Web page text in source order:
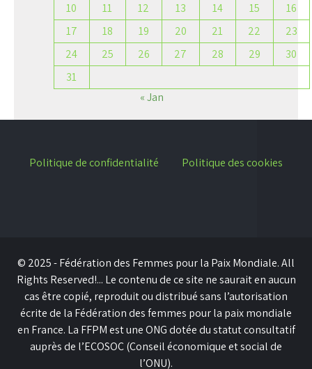
10
11 12 13 14 15
16
17
18 19 20 21 22
23
24
25 26 27 28 29
30
31
« Jan
Politique de confidentialité Politique des cookies
© 2025 - Fédération des Femmes pour la Paix Mondiale. All
Rights Reserved!... Le contenu de ce site ne saurait en aucun
cas être copié, reproduit ou distribué sans l’autorisation
écrite de la Fédération des femmes pour la paix mondiale
en France. La FFPM est une ONG dotée du statut consultatif
auprès de l’ECOSOC (Conseil économique et social de
l’ONU).